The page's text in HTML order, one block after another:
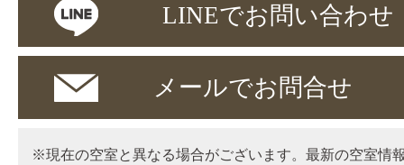
LINEでお問い合わせ
メールでお問合せ
※現在の空室と異なる場合がございます。最新の空室情